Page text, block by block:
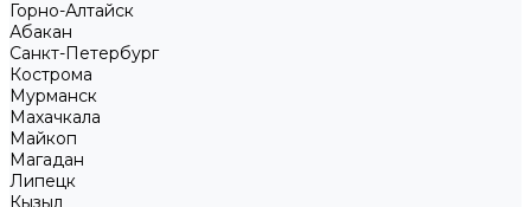
Горно-Алтайск
Абакан
Санкт-Петербург
Кострома
Мурманск
Махачкала
Майкоп
Магадан
Липецк
Кызыл